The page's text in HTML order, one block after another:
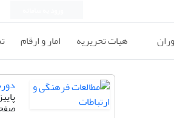
هیات تحریریه امار و ارقام
دوره 1،
پاییز